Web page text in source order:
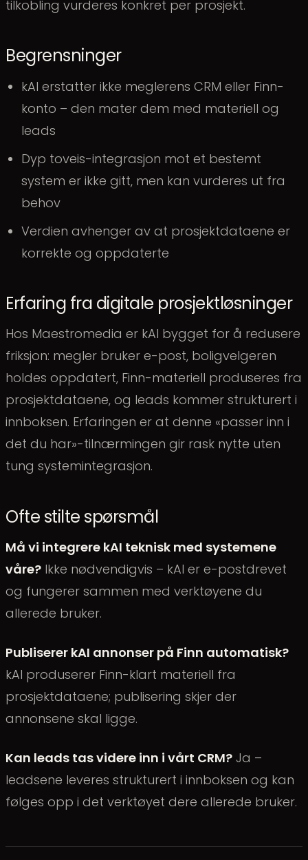
tilkobling vurderes konkret per prosjekt.
Begrensninger
kAI erstatter ikke meglerens CRM eller Finn-
konto – den mater dem med materiell og
leads
Dyp toveis-integrasjon mot et bestemt
system er ikke gitt, men kan vurderes ut fra
behov
Verdien avhenger av at prosjektdataene er
korrekte og oppdaterte
Erfaring fra digitale prosjektløsninger
Hos Maestromedia er kAI bygget for å redusere
friksjon: megler bruker e-post, boligvelgeren
holdes oppdatert, Finn-materiell produseres fra
prosjektdataene, og leads kommer strukturert i
innboksen. Erfaringen er at denne «passer inn i
det du har»-tilnærmingen gir rask nytte uten
tung systemintegrasjon.
Ofte stilte spørsmål
Må vi integrere kAI teknisk med systemene
våre? Ikke nødvendigvis – kAI er e-postdrevet
og fungerer sammen med verktøyene du
allerede bruker.
Publiserer kAI annonser på Finn automatisk?
kAI produserer Finn-klart materiell fra
prosjektdataene; publisering skjer der
annonsene skal ligge.
Kan leads tas videre inn i vårt CRM? Ja –
leadsene leveres strukturert i innboksen og kan
følges opp i det verktøyet dere allerede bruker.